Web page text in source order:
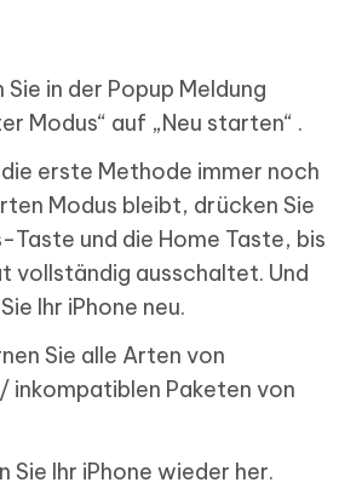
Sie in der Popup Meldung
Modus“ auf „Neu starten“ .
die erste Methode immer noch
Modus bleibt, drücken Sie
Taste und die Home Taste, bis
vollständig ausschaltet. Und
Ihr iPhone neu.
Sie alle Arten von
inkompatiblen Paketen von
Sie Ihr iPhone wieder her.